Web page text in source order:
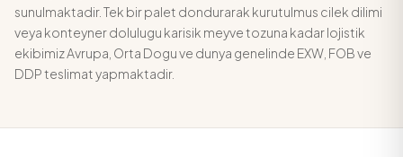
sunulmaktadir. Tek bir palet dondurarak kurutulmus cilek dilimi
veya konteyner dolulugu karisik meyve tozuna kadar lojistik
ekibimiz Avrupa, Orta Dogu ve dunya genelinde EXW, FOB ve
DDP teslimat yapmaktadir.